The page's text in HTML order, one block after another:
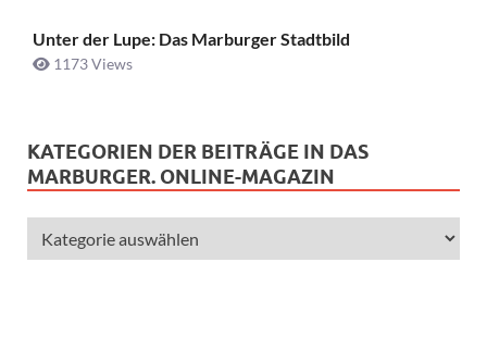
Unter der Lupe: Das Marburger Stadtbild
1173 Views
KATEGORIEN DER BEITRÄGE IN DAS
MARBURGER. ONLINE-MAGAZIN